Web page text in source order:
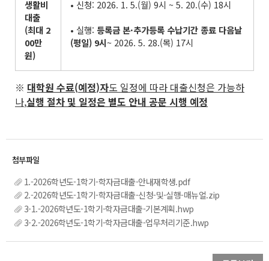
생활비
대출
(최대 2
00만
원)
• 신청: 2026. 1. 5.(월) 9시 ~ 5. 20.(수) 18시
• 실행: 등록금 본·추가등록 수납기간 종료 다음날
(평일) 9시~ 2026. 5. 28.(목) 17시
※ 대학원 수료(예정)자도 일정에 따라 대출신청은 가능하
나,실행 절차 및 일정은 별도 안내 공문 시행 예정
1.-2026학년도-1학기-학자금대출-안내재학생.pdf
2.-2026학년도-1학기-학자금대출-신청-및-실행-매뉴얼.zip
3-1.-2026학년도-1학기-학자금대출-기본계획.hwp
3-2.-2026학년도-1학기-학자금대출-업무처리기준.hwp